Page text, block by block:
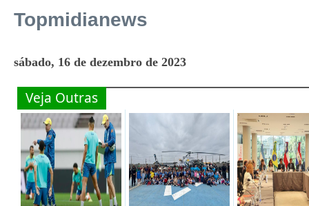
Topmidianews
sábado, 16 de dezembro de 2023
Veja Outras